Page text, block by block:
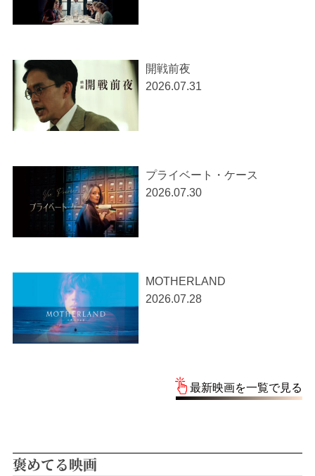
開戦前夜
2026.07.31
プライベート・ケース
2026.07.30
MOTHERLAND
2026.07.28
最新映画を一覧で見る
褒めてる映画